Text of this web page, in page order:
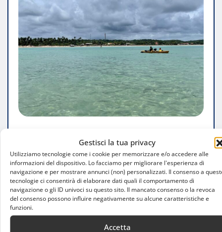
Gestisci la tua privacy
Utilizziamo tecnologie come i cookie per memorizzare e/o accedere alle
informazioni del dispositivo. Lo facciamo per migliorare l'esperienza di
navigazione e per mostrare annunci (non) personalizzati. Il consenso a
tecnologie ci consentirà di elaborare dati quali il comportamento di
navigazione o gli ID univoci su questo sito. Il mancato consenso o la revoca
del consenso possono influire negativamente su alcune caratteristiche e
funzioni.
Accetta
Club e Associazioni di Canoa a Milano:
Scopri Dove Praticare
Luca Talotta Gen 30, 2026